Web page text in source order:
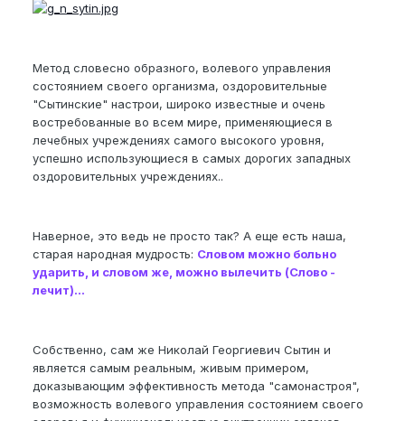
Метод словесно образного, волевого управления
состоянием своего организма, оздоровительные
"Сытинские" настрои, широко известные и очень
востребованные во всем мире, применяющиеся в
лечебных учреждениях самого высокого уровня,
успешно использующиеся в самых дорогих западных
оздоровительных учреждениях..
Наверное, это ведь не просто так? А еще есть наша,
старая народная мудрость: Словом можно больно
ударить, и словом же, можно вылечить (Слово -
лечит)...
Собственно, сам же Николай Георгиевич Сытин и
является самым реальным, живым примером,
доказывающим эффективность метода "самонастроя",
возможность волевого управления состоянием своего